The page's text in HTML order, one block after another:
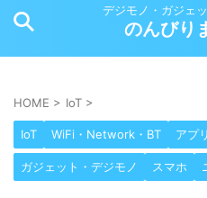
デジモノ・ガジェ
のんびり
HOME > IoT >
IoT WiFi・Network・BT アプ
ガジェット・デジモノ スマホ